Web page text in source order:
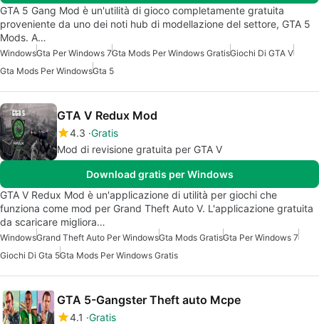
GTA 5 Gang Mod è un'utilità di gioco completamente gratuita
proveniente da uno dei noti hub di modellazione del settore, GTA 5
Mods. A…
WindowsGta Per Windows 7Gta Mods Per Windows GratisGiochi Di GTA V
Gta Mods Per WindowsGta 5
GTA V Redux Mod
4.3 Gratis
Mod di revisione gratuita per GTA V
Download gratis per Windows
GTA V Redux Mod è un'applicazione di utilità per giochi che
funziona come mod per Grand Theft Auto V. L'applicazione gratuita
da scaricare migliora…
WindowsGrand Theft Auto Per WindowsGta Mods GratisGta Per Windows 7
Giochi Di Gta 5Gta Mods Per Windows Gratis
GTA 5-Gangster Theft auto Mcpe
4.1 Gratis